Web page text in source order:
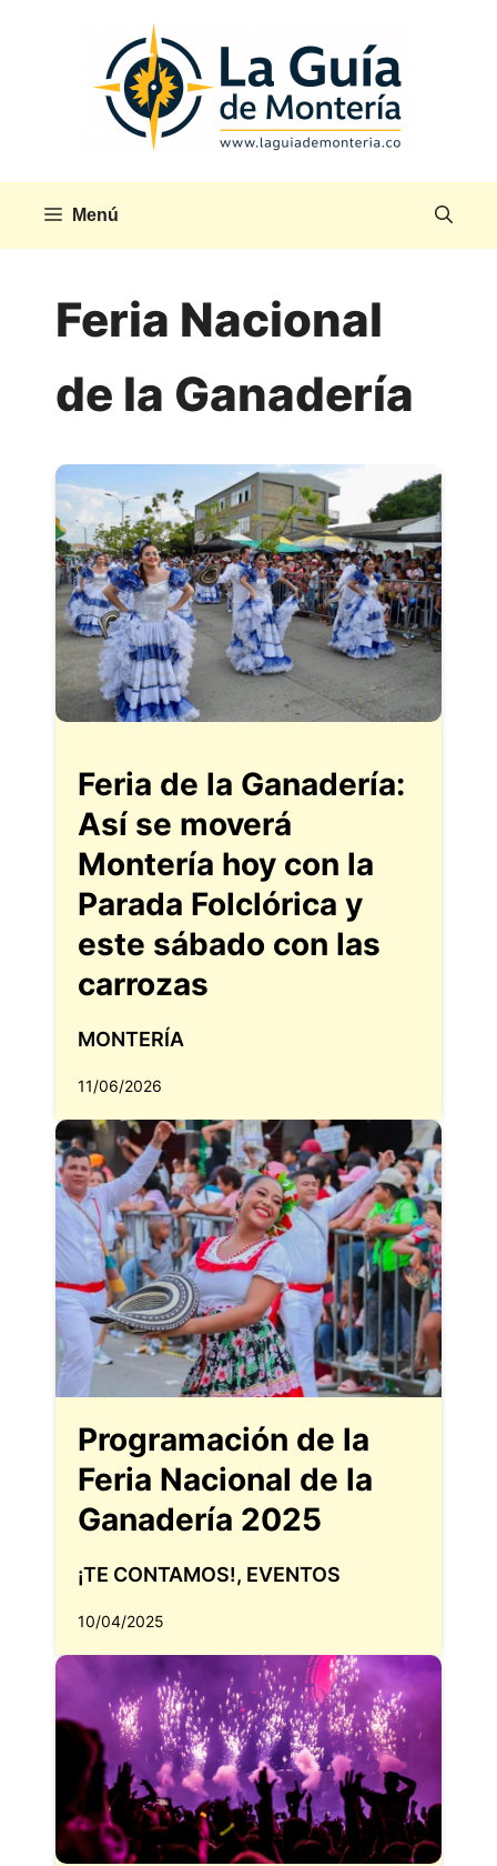
Menú
Feria Nacional
de la Ganadería
Feria de la Ganadería:
Así se moverá
Montería hoy con la
Parada Folclórica y
este sábado con las
carrozas
MONTERÍA
11/06/2026
Programación de la
Feria Nacional de la
Ganadería 2025
¡TE CONTAMOS!, EVENTOS
10/04/2025